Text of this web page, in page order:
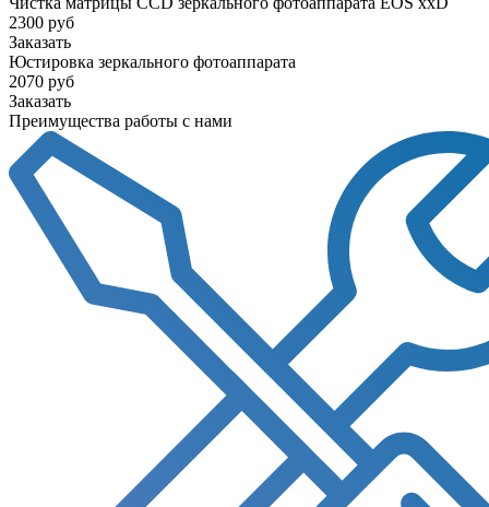
2300 руб
Заказать
Юстировка зеркального фотоаппарата
2070 руб
Заказать
Преимущества работы с нами